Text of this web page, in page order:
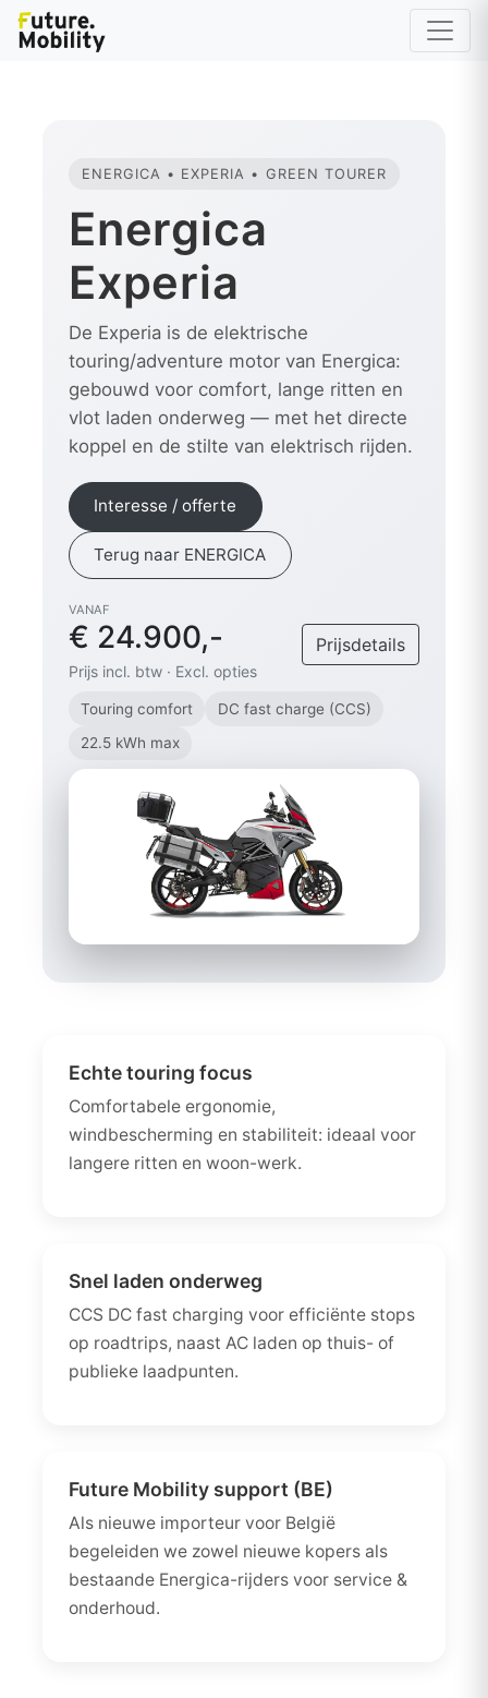
ENERGICA • EXPERIA • GREEN TOURER
Energica
Experia
De Experia is de elektrische
touring/adventure motor van Energica:
gebouwd voor comfort, lange ritten en
vlot laden onderweg — met het directe
koppel en de stilte van elektrisch rijden.
Interesse / offerte
Terug naar ENERGICA
VANAF
€ 24.900,-
Prijs incl. btw · Excl. opties
Prijsdetails
Touring comfort
DC fast charge (CCS)
22.5 kWh max
Echte touring focus
Comfortabele ergonomie,
windbescherming en stabiliteit: ideaal voor
langere ritten en woon-werk.
Snel laden onderweg
CCS DC fast charging voor efficiënte stops
op roadtrips, naast AC laden op thuis- of
publieke laadpunten.
Future Mobility support (BE)
Als nieuwe importeur voor België
begeleiden we zowel nieuwe kopers als
bestaande Energica-rijders voor service &
onderhoud.